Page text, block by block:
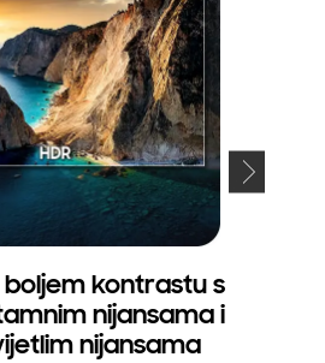
boljem kontrastu s
nijansama i
nijansama